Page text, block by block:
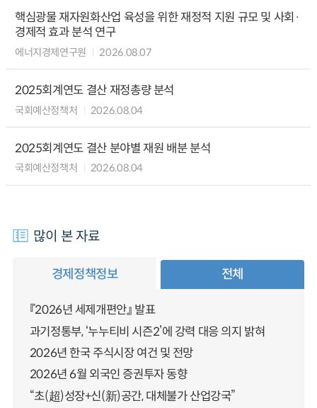
핵심광물 재자원화산업 육성을 위한 재정적 지원 규모 및 사회·
경제적 효과 분석 연구
에너지경제연구원 2026.08.07
2025회계연도 결산 재정총량 분석
국회예산정책처 2026.08.04
2025회계연도 결산 분야별 재원 배분 분석
국회예산정책처 2026.08.04
많이 본 자료
경제정책정보 전체
『2026년 세제개편안』 발표
과기정통부, ‘누누티비 시즌2’에 강력 대응 의지 밝혀
2026년 한국 주식시장 여건 및 전망
2026년 6월 외국인 증권투자 동향
“초(超)성장+신(新)공간, 대체불가 산업강국”